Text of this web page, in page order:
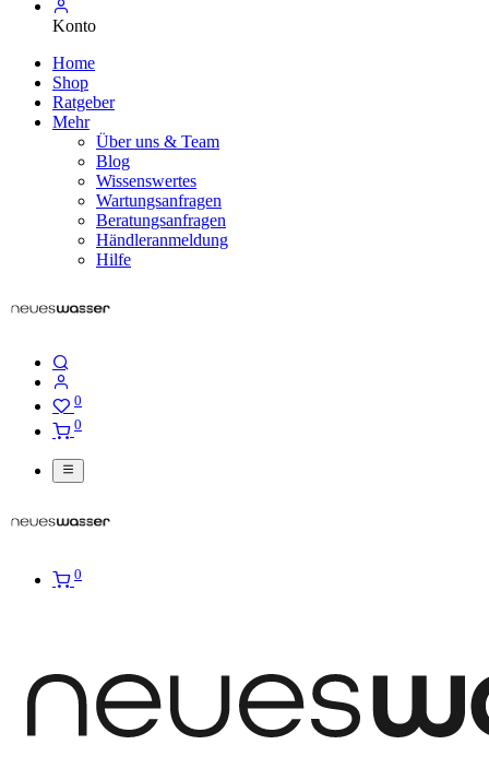
Konto
Home
Shop
Ratgeber
Mehr
Über uns & Team
Blog
Wissenswertes
Wartungsanfragen
Beratungsanfragen
Händleranmeldung
Hilfe
0
0
0